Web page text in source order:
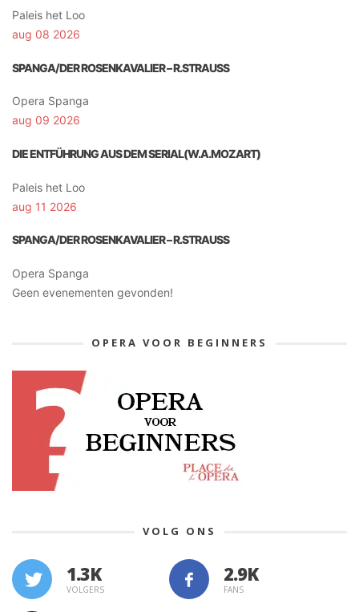
Paleis het Loo
aug 08 2026
SPANGA/DER ROSENKAVALIER – R.STRAUSS
Opera Spanga
aug 09 2026
DIE ENTFÜHRUNG AUS DEM SERIAL(W.A.MOZART)
Paleis het Loo
aug 11 2026
SPANGA/DER ROSENKAVALIER – R.STRAUSS
Opera Spanga
Geen evenementen gevonden!
OPERA VOOR BEGINNERS
VOLG ONS
1.3K
VOLGERS FANS